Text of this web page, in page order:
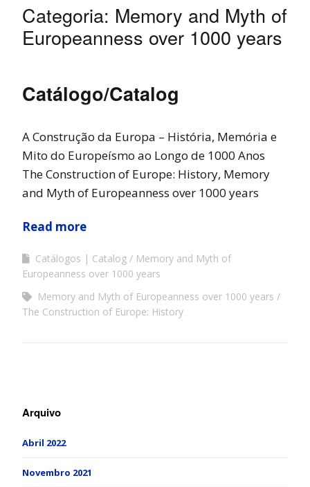
Categoria: Memory and Myth of
Europeanness over 1000 years
Catálogo/Catalog
A Construção da Europa – História, Memória e
Mito do Europeísmo ao Longo de 1000 Anos
The Construction of Europe: History, Memory
and Myth of Europeanness over 1000 years
Read more
Catálogos | Catalog
Memory and Myth of
Europeanness over 1000 years
Memory and Myth of Europeanness over 1000 years
The Construction of Europe: History
Arquivo
Abril 2022
Novembro 2021